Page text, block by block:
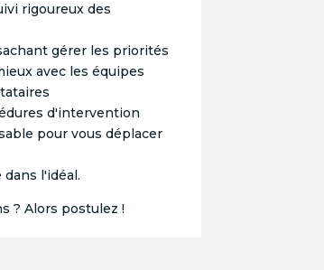
rigoureux des
gérer les priorités
avec les équipes
d'intervention
pour vous déplacer
dans l'idéal.
? Alors postulez !